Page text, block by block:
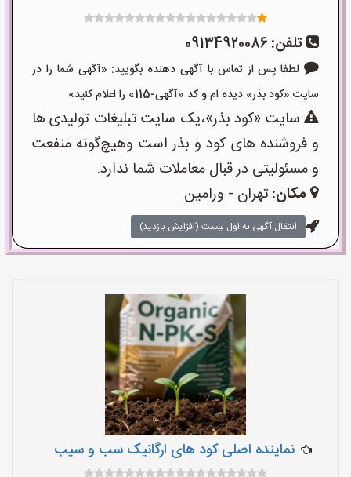
تلفن: 09134920086
لطفا پس از تماس با آگهی دهنده بگویید: «آگهی شما را در
سایت «کود بذر» دیده ام و کد «آگهی-115» را اعلام کنید»
سایت «کود بذر»،یک سایت تبلیغات تولیدی ها
و فروشنده های کود و بذر است وهیچ‌گونه منفعت
و مسئولیتی در قبال معاملات شما ندارد.
مکان:تهران - ورامین
انتقال آگهی به اول لیست (افزایش بازدید)
نماینده اصلی کود های ارگانیک سب و سیب